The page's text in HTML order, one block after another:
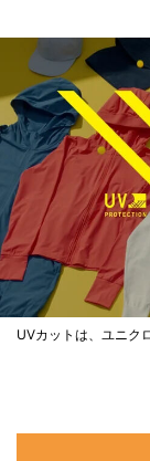
UVカットは、ユニク